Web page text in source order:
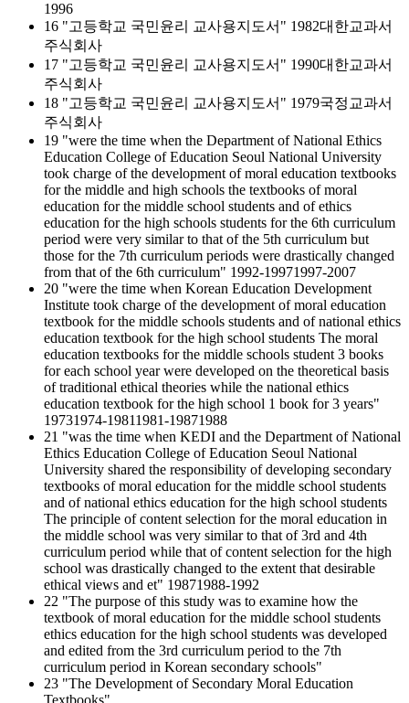
1996
16 "고등학교 국민윤리 교사용지도서" 1982대한교과서
주식회사
17 "고등학교 국민윤리 교사용지도서" 1990대한교과서
주식회사
18 "고등학교 국민윤리 교사용지도서" 1979국정교과서
주식회사
19 "were the time when the Department of National Ethics
Education College of Education Seoul National University
took charge of the development of moral education textbooks
for the middle and high schools the textbooks of moral
education for the middle school students and of ethics
education for the high schools students for the 6th curriculum
period were very similar to that of the 5th curriculum but
those for the 7th curriculum periods were drastically changed
from that of the 6th curriculum" 1992-19971997-2007
20 "were the time when Korean Education Development
Institute took charge of the development of moral education
textbook for the middle schools students and of national ethics
education textbook for the high school students The moral
education textbooks for the middle schools student 3 books
for each school year were developed on the theoretical basis
of traditional ethical theories while the national ethics
education textbook for the high school 1 book for 3 years"
19731974-19811981-19871988
21 "was the time when KEDI and the Department of National
Ethics Education College of Education Seoul National
University shared the responsibility of developing secondary
textbooks of moral education for the middle school students
and of national ethics education for the high school students
The principle of content selection for the moral education in
the middle school was very similar to that of 3rd and 4th
curriculum period while that of content selection for the high
school was drastically changed to the extent that desirable
ethical views and et" 19871988-1992
22 "The purpose of this study was to examine how the
textbook of moral education for the middle school students
ethics education for the high school students was developed
and edited from the 3rd curriculum period to the 7th
curriculum period in Korean secondary schools"
23 "The Development of Secondary Moral Education
Textbooks"